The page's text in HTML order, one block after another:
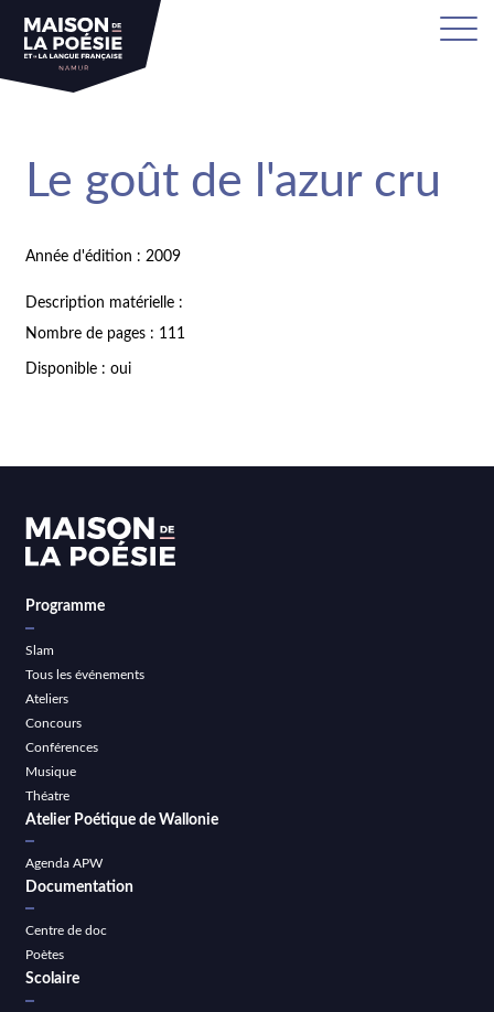
Le goût de l'azur cru
Année d'édition : 2009
Description matérielle :
Nombre de pages : 111
Disponible : oui
Programme
Slam
Tous les événements
Ateliers
Concours
Conférences
Musique
Théatre
Atelier Poétique de Wallonie
Agenda APW
Documentation
Centre de doc
Poètes
Scolaire